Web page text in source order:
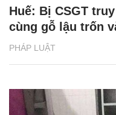
PHÁP LUẬT
Huế: Bị CSGT
cùng gỗ lậu trốn